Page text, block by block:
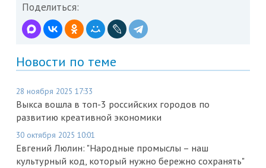
Поделиться:
Новости по теме
28 ноября 2025 17:33
Выкса вошла в топ-3 российских городов по
развитию креативной экономики
30 октября 2025 10:01
Евгений Люлин: "Народные промыслы – наш
культурный код, который нужно бережно сохранять"